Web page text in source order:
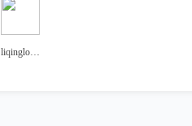
liqinglong1023